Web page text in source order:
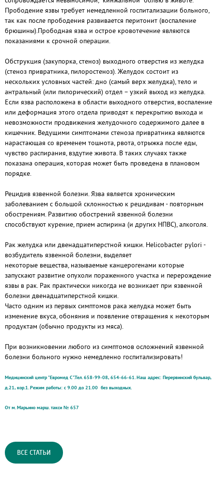
Прободение язвы требует немедленной госпитализации больного,
так как после прободения развивается перитонит (воспаление
брюшины).Прободная язва и острое кровотечение являются
показаниями к срочной операции.
Обструкция (закупорка, стеноз) выходного отверстия из желудка
(стеноз привратника, пилоростеноз). Желудок состоит из
нескольких условных частей: дно (самый верх желудка), тело и
антральный (или пилорический) отдел – узкий выход из желудка.
Если язва расположена в области выходного отверстия, воспаление
или деформация этого отдела приводят к перекрытию выхода и
невозможности продвижения желудочного содержимого далее в
кишечник. Ведущими симптомами стеноза привратника являются
нарастающая со временем тошнота, рвота, отрыжка после еды,
чувство распирания, вздутие живота. В таких случаях также
показана операция, которая может быть проведена в плановом
порядке.
Рецидив язвенной болезни. Язва является хроническим
заболеванием с большой склонностью к рецидивам - повторным
обострениям. Развитию обострений язвенной болезни
способствуют курение, прием аспирина (и других НПВС), алкоголя.
Рак желудка или двенадцатиперстной кишки. Helicobacter pylori -
возбудитель язвенной болезни, выделяет
некоторые вещества, называемые канцерогенами которые
запускают развитие опухоли пораженного участка и перерождение
язвы в рак. Рак практически никогда не возникает при язвенной
болезни двенадцатиперстной кишки.
Часто одним из первых симптомов рака желудка может быть
изменение вкуса, обоняния и появление отвращения к некоторым
продуктам (обычно продукты из мяса).
При возникновении любого из симптомов осложнений язвенной
болезни больного нужно немедленно госпитализировать!
Медицинский центр "Евромед С".Тел. 658-99-08, 654-66-61.Наш адрес: Перервинский бульвар,
д.21, кор.1. Режим работы: с 9.00 до 21.00 без выходных.
От м. Марьино марш. такси № 657
ВСЕ СТАТЬИ